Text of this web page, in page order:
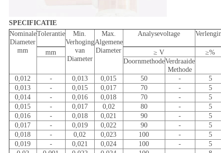
SPECIFICATIE
Nominale
Diameter
mm
Tolerantie
Min.
Verhoging
van
Diameter
Max.
Algemene
Diameter
Analysevoltage
mm ≥ V
≥%
DoornmethodeVerdraaide
Methode
0,012
- 0,013 0,015 50 -
5
0,013
- 0,015 0,017 70 -
5
0,014
- 0,016 0,018 70 -
5
0,015
- 0,017 0,02 80 -
5
0,016
- 0,018 0,021 90 -
5
0,017
- 0,019 0,022 90 -
5
0,018
- 0,02 0,023 100 -
5
0,019
- 0,021 0,024 100 -
5